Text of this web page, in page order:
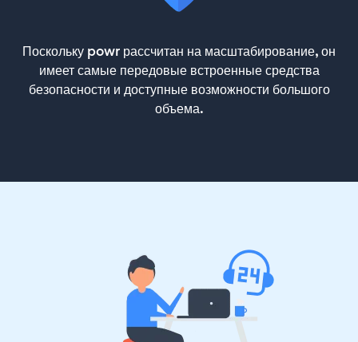
Поскольку powr рассчитан на масштабирование, он
имеет самые передовые встроенные средства
безопасности и доступные возможности большого
объема.